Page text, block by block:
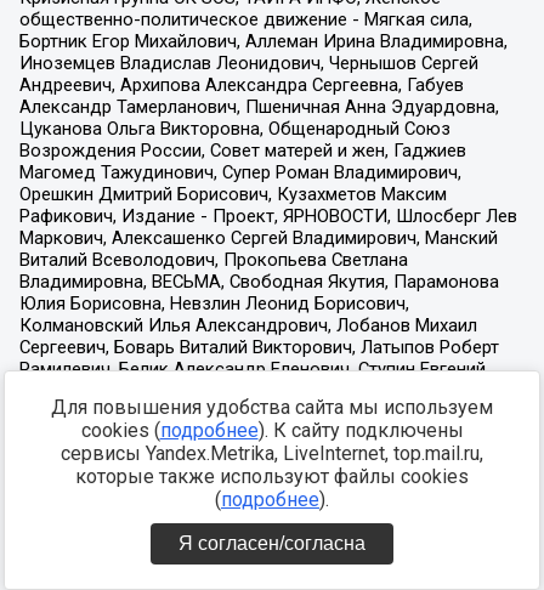
Для повышения удобства сайта мы используем
cookies (подробнее). К сайту подключены
сервисы Yandex.Metrika, LiveInternet, top.mail.ru,
которые также используют файлы cookies
(подробнее).
Я согласен/согласна